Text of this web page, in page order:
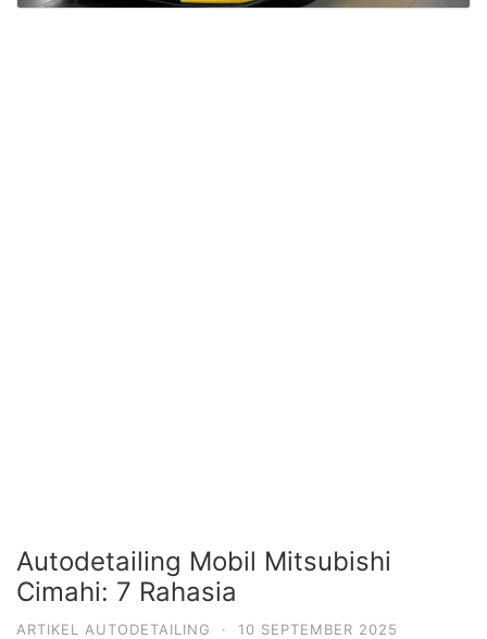
Autodetailing Mobil Mitsubishi
Cimahi: 7 Rahasia
ARTIKEL AUTODETAILING · 10 SEPTEMBER 2025